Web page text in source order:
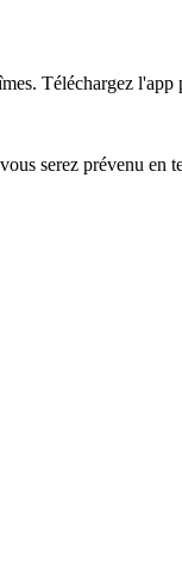
Téléchargez l'app
serez prévenu en